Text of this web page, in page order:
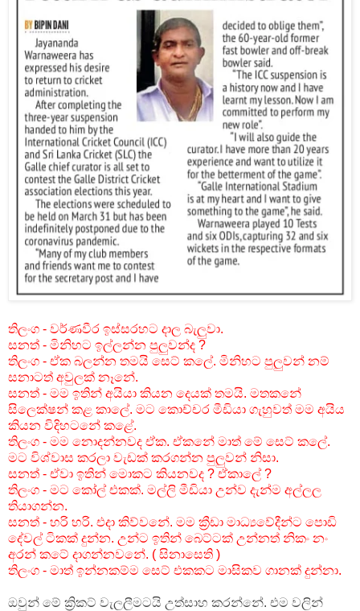
තිලංග - වර්ණවීර ඉස්සරහට දාල බැලුවා.
සනත් - මිනිහට ඉල්ලන්න පුලුවන්ද ?
තිලංග - ඒක බලන්න තමයි සෙට් කලේ. මිනිහට පුලුවන් නම්
සනාටත් අවුලක් නෑනේ.
සනත් - මම ඉතින් අයියා කියන දෙයක් තමයි. මතකනේ
සිලෙක්ෂන් කළ කාලේ. මට කොච්චර මීඩියා ගැහුවත් මම අයිය
කියන විදිහටනේ කළේ.
තිලංග - මම නොදන්නවද ඒක. ඒකනේ මාත් මේ සෙට් කලේ.
මට විශ්වාස කරලා වැඩක් කරගන්න පුලුවන් නිසා.
සනත් - ඒවා ඉතින් මොකට කියනවද ? ඒකාලේ ?
තිලංග - මට කෝල් එකක්. මල්ලි මීඩියා උන්ව දැන්ම අල්ලල
තියාගන්න.
සනත් - හරි හරි. එදා කිව්වනේ. මම ක්‍රීඩා මාධ්‍යවේදීන්ට පොඩි
දේවල් ටිකක් දුන්න. උන්ට ඉතින් බෙට්ටක් උන්නත් නිකං නං
අරන් කටේ දාගන්නවනේ. ( සිනාසෙති )
තිලංග - මාත් ඉන්නකම්ම සෙට් එකකට මාසිකව ගානක් දුන්නා.
ඔවුන් මේ ක්‍රිකට් වැලලීමටයි උත්සාහ කරන්නේ. එම වලින්